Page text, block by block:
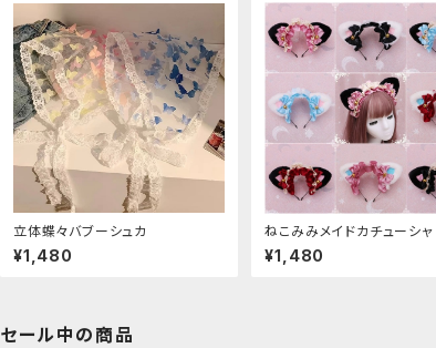
立体蝶々バブーシュカ
¥1,480
ねこみみメイドカチューシャ
¥1,480
セール中の商品